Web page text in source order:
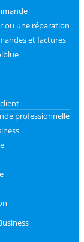
ou une réparation
et factures
professionnelle